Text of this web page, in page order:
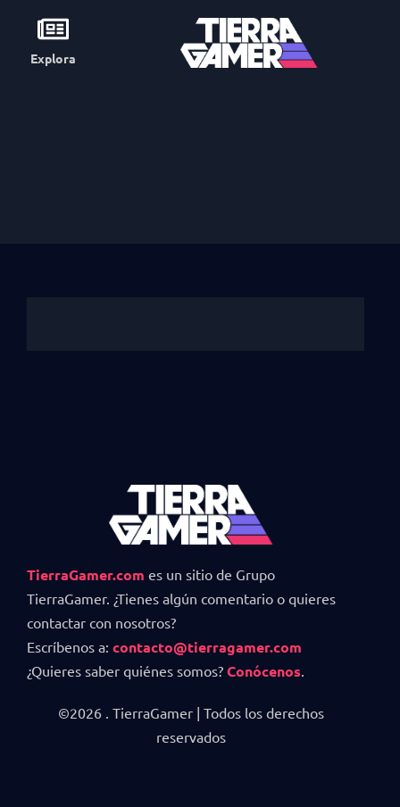
Explora
TierraGamer.com es un sitio de Grupo
TierraGamer. ¿Tienes algún comentario o quieres
contactar con nosotros?
Escríbenos a: contacto@tierragamer.com
¿Quieres saber quiénes somos? Conócenos
©2026 . TierraGamer | Todos los derechos
reservados